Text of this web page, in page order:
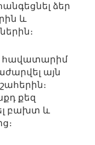
ձեր
և
հավատարիմ
այն
քեզ
բախտ և